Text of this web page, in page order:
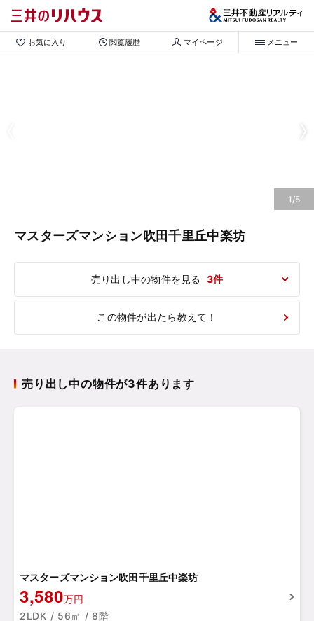
お気に入り 閲覧履歴 マイページ メニュー
1/5
マスターズマンション吹田千里丘中楽坊
売り出し中の物件を見る 3件
この物件が出たら教えて！
売り出し中の物件が3件あります
マスターズマンション吹田千里丘中楽坊
3,580万円
2LDK / 56㎡ / 8階